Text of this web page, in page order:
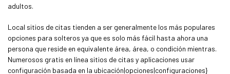
adultos.
Local sitios de citas tienden a ser generalmente los más populares
opciones para solteros ya que es solo más fácil hasta ahora una
persona que reside en equivalente área, área, o condición mientras.
Numerosos gratis en línea sitios de citas y aplicaciones usar
configuración basada en la ubicación|opciones|configuraciones}